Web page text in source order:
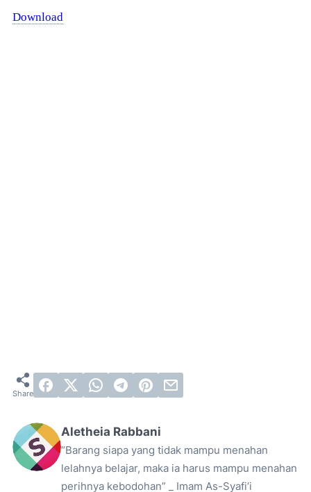
Download
Aletheia Rabbani
“Barang siapa yang tidak mampu menahan
lelahnya belajar, maka ia harus mampu menahan
perihnya kebodohan” _ Imam As-Syafi’i